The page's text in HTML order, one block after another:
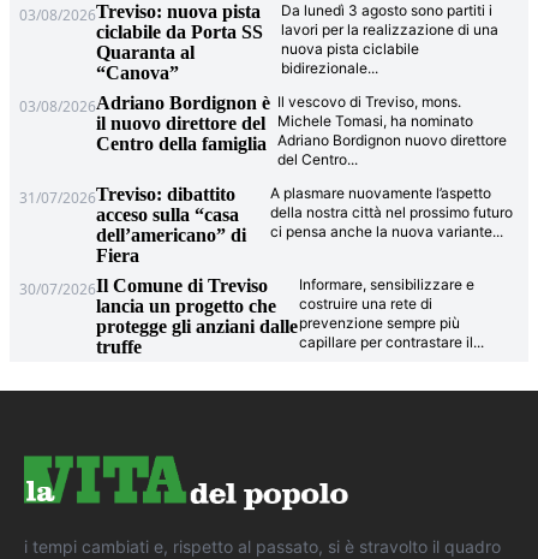
03/08/2026Treviso: nuova pista
ciclabile da Porta SS
Quaranta al
“Canova”
Da lunedì 3 agosto sono partiti i
lavori per la realizzazione di una
nuova pista ciclabile
bidirezionale...
03/08/2026Adriano Bordignon è
il nuovo direttore del
Centro della famiglia
Il vescovo di Treviso, mons.
Michele Tomasi, ha nominato
Adriano Bordignon nuovo direttore
del Centro...
31/07/2026Treviso: dibattito
acceso sulla “casa
dell’americano” di
Fiera
A plasmare nuovamente l’aspetto
della nostra città nel prossimo futuro
ci pensa anche la nuova variante...
30/07/2026Il Comune di Treviso
lancia un progetto che
protegge gli anziani dalle
truffe
Informare, sensibilizzare e
costruire una rete di
prevenzione sempre più
capillare per contrastare il...
i tempi cambiati e, rispetto al passato, si è stravolto il quadro